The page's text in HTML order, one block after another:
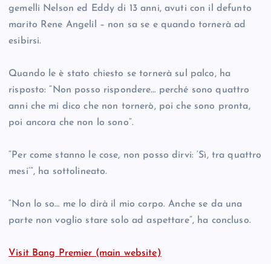
gemelli Nelson ed Eddy di 13 anni, avuti con il defunto
marito Rene Angelil – non sa se e quando tornerà ad
esibirsi.
Quando le è stato chiesto se tornerà sul palco, ha
risposto: “Non posso rispondere… perché sono quattro
anni che mi dico che non tornerò, poi che sono pronta,
poi ancora che non lo sono”.
“Per come stanno le cose, non posso dirvi: ‘Sì, tra quattro
mesi’”, ha sottolineato.
“Non lo so… me lo dirà il mio corpo. Anche se da una
parte non voglio stare solo ad aspettare”, ha concluso.
Visit Bang Premier (main website)